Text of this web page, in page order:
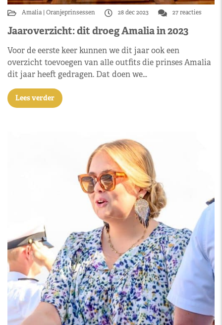
Amalia Oranjeprinsessen 28 dec 2023 27 reacties
Jaaroverzicht: dit droeg Amalia in 2023
Voor de eerste keer kunnen we dit jaar ook een
overzicht toevoegen van alle outfits die prinses Amalia
dit jaar heeft gedragen. Dat doen we…
Lees verder